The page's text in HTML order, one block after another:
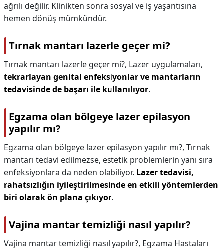
ağrılı değilir. Klinikten sonra sosyal ve iş yaşantısına
hemen dönüş mümkündür.
Tırnak mantarı lazerle geçer mi?
Tırnak mantarı lazerle geçer mi?, Lazer uygulamaları,
tekrarlayan genital enfeksiyonlar ve mantarların
tedavisinde de başarı ile kullanılıyor.
Egzama olan bölgeye lazer epilasyon
yapılır mı?
Egzama olan bölgeye lazer epilasyon yapılır mı?, Tırnak
mantarı tedavi edilmezse, estetik problemlerin yanı sıra
enfeksiyonlara da neden olabiliyor. Lazer tedavisi,
rahatsızlığın iyileştirilmesinde en etkili yöntemlerden
biri olarak ön plana çıkıyor.
Vajina mantar temizliği nasıl yapılır?
Vajina mantar temizliği nasıl yapılır?, Egzama Hastaları